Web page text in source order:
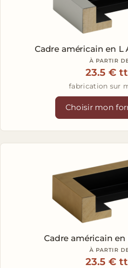
Cadre américain en L
À PARTIR
23.5 €
fabrication sur
Choisir mon
Cadre américain en
À PARTIR
23.5 €